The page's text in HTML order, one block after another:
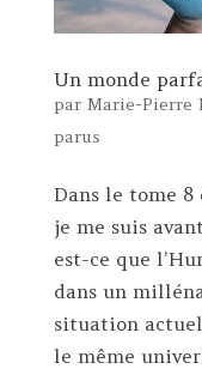
Un monde
par Marie-Pierre
parus
Dans le tome 8
je me suis
est-ce que
dans un
situation
le même